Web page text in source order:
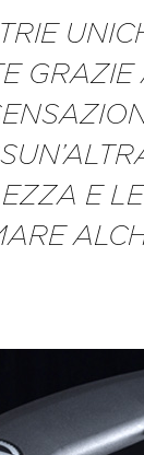
E